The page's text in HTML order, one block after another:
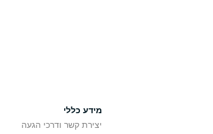
מידע כללי
יצירת קשר ודרכי הגעה